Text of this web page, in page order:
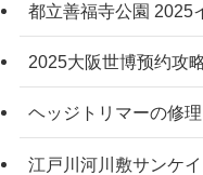
都立善福寺公園 2025
2025大阪世博预约攻
ヘッジトリマーの修理
江戸川河川敷サンケ